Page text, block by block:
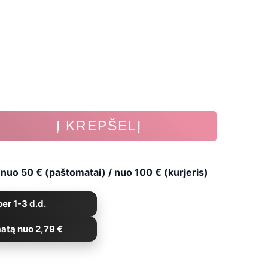
Į KREPŠELĮ
50 € (paštomatai) / nuo 100 € (kurjeris)
1-3 d.d.
nuo 2,79 €